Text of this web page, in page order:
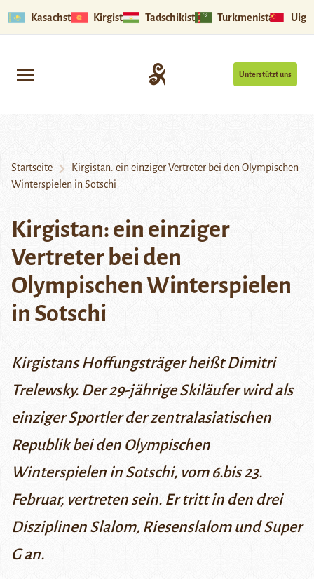
Kasachstan Kirgistan Tadschikistan Turkmenistan
Unterstützt uns
Startseite
Kirgistan: ein einziger Vertreter bei den Olympischen
Winterspielen in Sotschi
Kirgistan: ein einziger
Vertreter bei den
Olympischen Winterspielen
in Sotschi
Kirgistans Hoffungsträger heißt Dimitri
Trelewsky. Der 29-jährige Skiläufer wird als
einziger Sportler der zentralasiatischen
Republik bei den Olympischen
Winterspielen in Sotschi, vom 6.bis 23.
Februar, vertreten sein. Er tritt in den drei
Disziplinen Slalom, RiesenslalomundSuper
Gan.